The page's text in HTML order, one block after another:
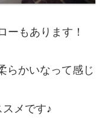
ーもあります！
らかいなって感じ
メです♪